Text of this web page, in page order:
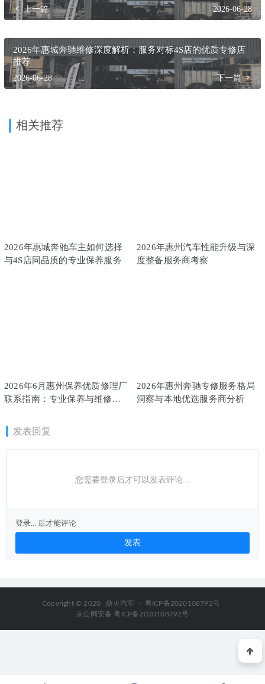
上一篇 2026-06-28
2026年惠城奔驰维修深度解析：服务对标4S店的优质专修店
推荐
2026-06-28 下一篇
相关推荐
2026年惠城奔驰车主如何选择
与4S店同品质的专业保养服务
2026年惠州汽车性能升级与深
度整备服务商考察
2026年6月惠州保养优质修理厂
联系指南：专业保养与维修服
2026年惠州奔驰专修服务格局
洞察与本地优选服务商分析
发表回复
您需要登录后才可以发表评论...
登录... 后才能评论
Copyright © 2020 鼎火汽车 - 粤ICP备2020108792号
京公网安备 粤ICP备2020108792号